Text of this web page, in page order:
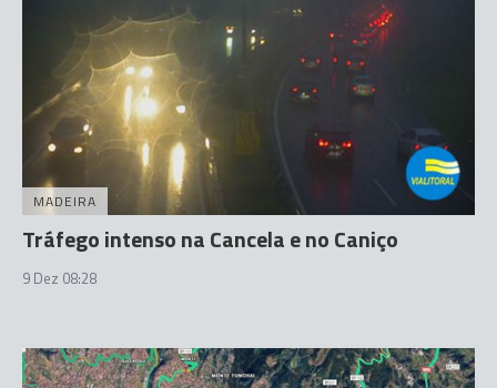
MADEIRA
Tráfego intenso na Cancela e no Caniço
9 Dez 08:28